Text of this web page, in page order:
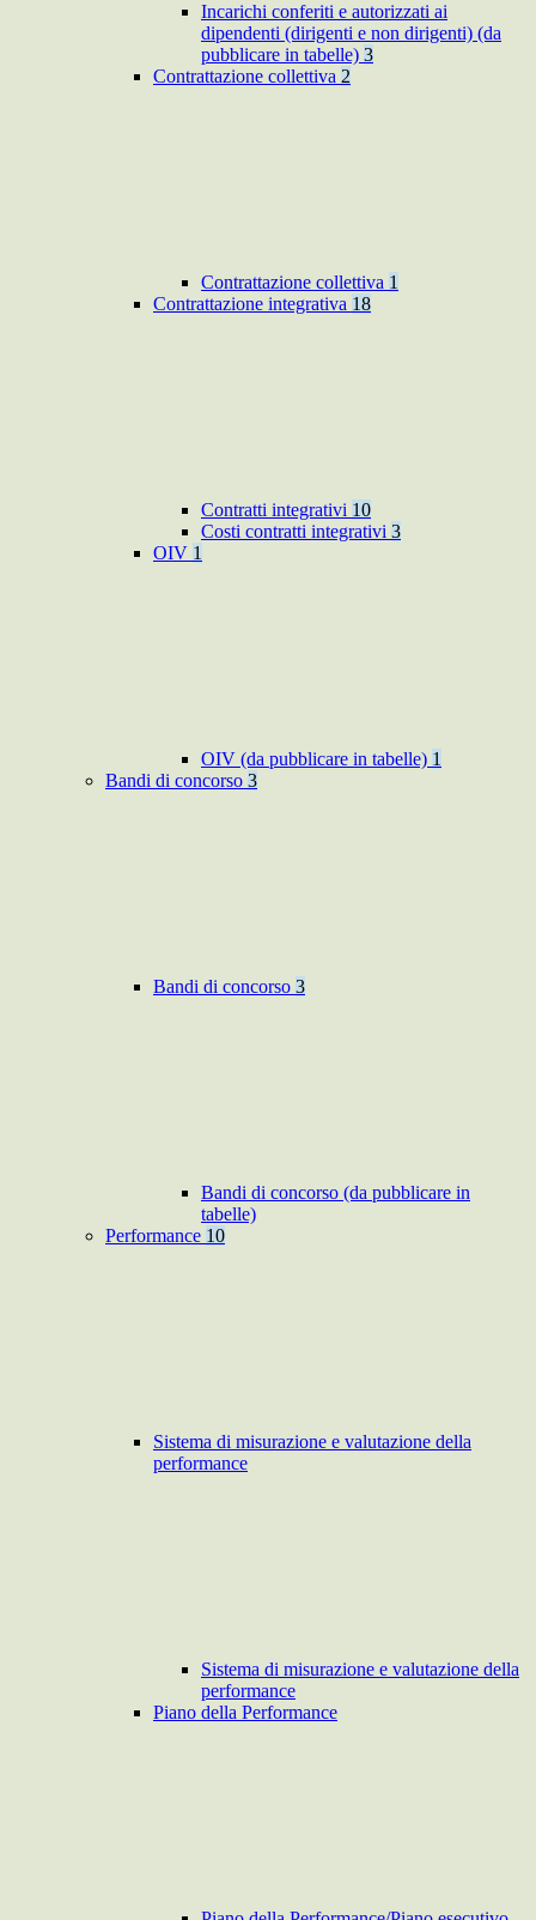
Incarichi conferiti e autorizzati ai
dipendenti (dirigenti e non dirigenti) (da
pubblicare in tabelle) 3
Contrattazione collettiva 2
Contrattazione collettiva 1
Contrattazione integrativa 18
Contratti integrativi 10
Costi contratti integrativi 3
OIV 1
OIV (da pubblicare in tabelle) 1
Bandi di concorso 3
Bandi di concorso 3
Bandi di concorso (da pubblicare in
tabelle)
Performance 10
Sistema di misurazione e valutazione della
performance
Sistema di misurazione e valutazione della
performance
Piano della Performance